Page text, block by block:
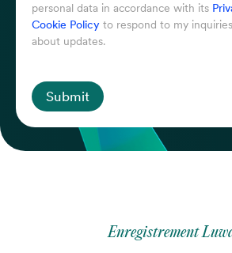
personal data in accordance with its
Cookie Policy to respond to my
about updates.
Submit
Enregistrement